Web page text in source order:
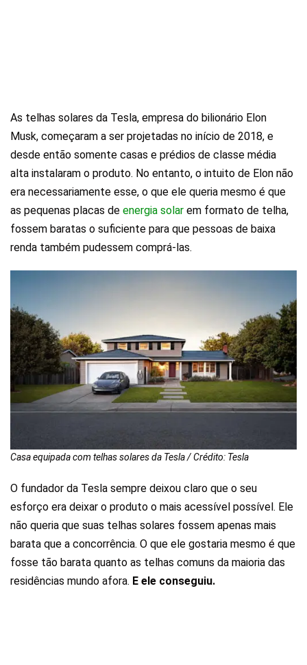
As telhas solares da Tesla, empresa do bilionário Elon
Musk, começaram a ser projetadas no início de 2018, e
desde então somente casas e prédios de classe média
alta instalaram o produto. No entanto, o intuito de Elon não
era necessariamente esse, o que ele queria mesmo é que
as pequenas placas de energia solar em formato de telha,
fossem baratas o suficiente para que pessoas de baixa
renda também pudessem comprá-las.
Casa equipada com telhas solares da Tesla / Crédito: Tesla
O fundador da Tesla sempre deixou claro que o seu
esforço era deixar o produto o mais acessível possível. Ele
não queria que suas telhas solares fossem apenas mais
barata que a concorrência. O que ele gostaria mesmo é que
fosse tão barata quanto as telhas comuns da maioria das
residências mundo afora. E ele conseguiu.